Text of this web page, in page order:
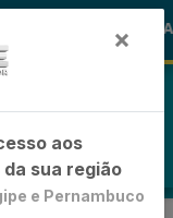
🪞
×
aos
sua região
e Pernambuco